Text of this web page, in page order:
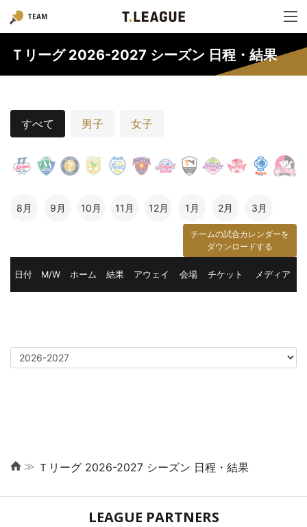
TEAM
Ｔリーグ 2026-2027 シーズン 日程・結果
すべて 男子 女子
8月 9月 10月 11月 12月 1月 2月 3月
チームの試合カレンダーを
ダウンロードする
日付 M/W ホーム 結果 アウェイ 会場 チケット メディア
≫ Ｔリーグ 2026-2027 シーズン 日程・結果
LEAGUE PARTNERS